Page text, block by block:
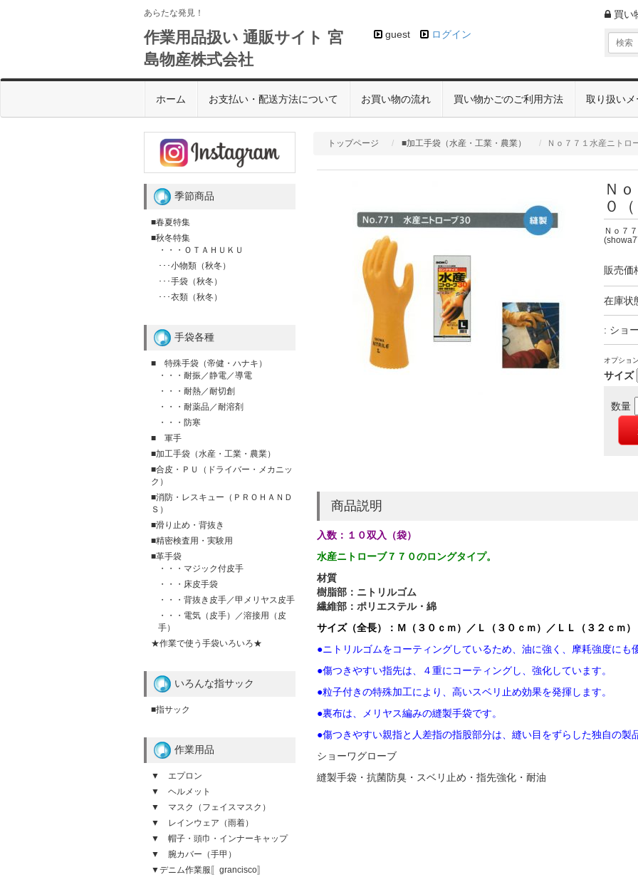
あらたな発見！
作業用品扱い 通販サイト 宮
島物産株式会社
guest ログイン
買い
ホーム お支払い・配送方法について お買い物の流れ 買い物かごのご利用方法 取り扱いメ
トップページ ■加工手袋（水産・工業・農業） Ｎｏ７７１水産ニトロ
Ｎ
０
Ｎｏ７
販売価
在庫状
: ショ
オプショ
サイズ
数量
商品説明
入数：１０双入（袋）
水産ニトローブ７７０のロングタイプ。
材質
樹脂部：ニトリルゴム
繊維部：ポリエステル・綿
サイズ（全長）：Ｍ（３０ｃｍ）／Ｌ（３０ｃｍ）／ＬＬ（３２ｃｍ）
●ニトリルゴムをコーティングしているため、油に強く、摩耗強度にも
●傷つきやすい指先は、４重にコーティングし、強化しています。
●粒子付きの特殊加工により、高いスベリ止め効果を発揮します。
●裏布は、メリヤス編みの縫製手袋です。
●傷つきやすい親指と人差指の指股部分は、縫い目をずらした独自の製
ショーワグローブ
縫製手袋・抗菌防臭・スベリ止め・指先強化・耐油
季節商品
■春夏特集
■秋冬特集
・・・ＯＴＡＨＵＫＵ
･･･小物類（秋冬）
･･･手袋（秋冬）
･･･衣類（秋冬）
手袋各種
■ 特殊手袋（帝健・ハナキ）
・・・耐振／静電／導電
・・・耐熱／耐切創
・・・耐薬品／耐溶剤
・・・防寒
■ 軍手
■加工手袋（水産・工業・農業）
■合皮・ＰＵ（ドライバー・メカニッ
ク）
■消防・レスキュー（ＰＲＯＨＡＮＤ
Ｓ）
■滑り止め・背抜き
■精密検査用・実験用
■革手袋
・・・マジック付皮手
・・・床皮手袋
・・・背抜き皮手／甲メリヤス皮手
・・・電気（皮手）／溶接用（皮
手）
★作業で使う手袋いろいろ★
いろんな指サック
■指サック
作業用品
▼ エプロン
▼ ヘルメット
▼ マスク（フェイスマスク）
▼ レインウェア（雨着）
▼ 帽子・頭巾・インナーキャップ
▼ 腕カバー（手甲）
▼デニム作業服〚grancisco〛